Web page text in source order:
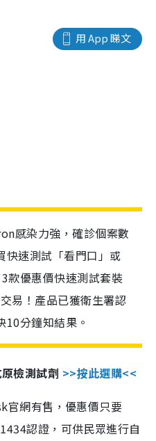
用 App 睇文
感染力強，確診個案數
快速測試「看門口」或
款優惠價快速測試套裝
易！產品已獲衛生署認
10分鐘知結果。
檢測試劑 >>按此選購<<
官網有售，優惠價只要
認證，可供民眾進行自